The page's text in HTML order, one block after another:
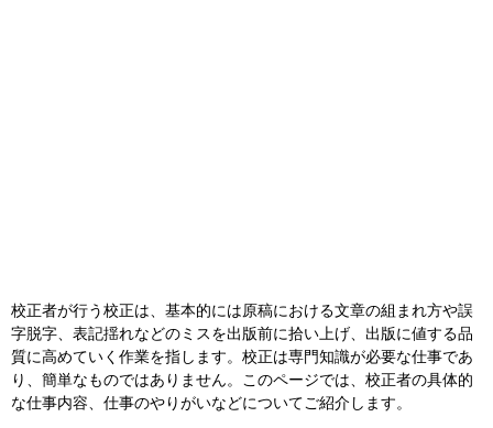
校正者が行う校正は、基本的には原稿における文章の組まれ方や誤
字脱字、表記揺れなどのミスを出版前に拾い上げ、出版に値する品
質に高めていく作業を指します。校正は専門知識が必要な仕事であ
り、簡単なものではありません。このページでは、校正者の具体的
な仕事内容、仕事のやりがいなどについてご紹介します。